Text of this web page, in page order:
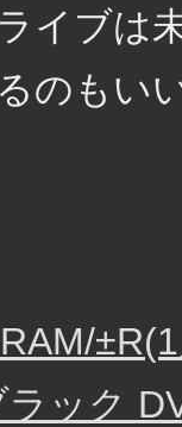
イブは
のもい
ック